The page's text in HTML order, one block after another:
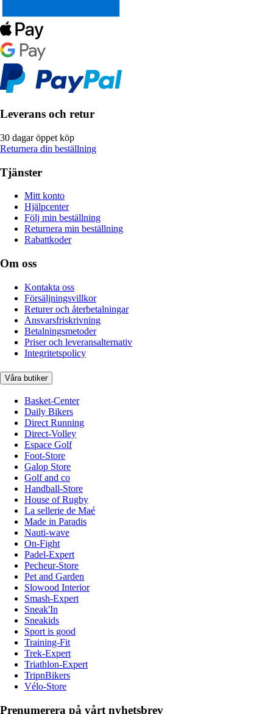
Leverans och retur
30 dagar öppet köp
Returnera din beställning
Tjänster
Mitt konto
Hjälpcenter
Följ min beställning
Returnera min beställning
Rabattkoder
Om oss
Kontakta oss
Försäljningsvillkor
Returer och återbetalningar
Ansvarsfriskrivning
Betalningsmetoder
Priser och leveransalternativ
Integritetspolicy
Våra butiker
Basket-Center
Daily Bikers
Direct Running
Direct-Volley
Espace Golf
Foot-Store
Galop Store
Golf and co
Handball-Store
House of Rugby
La sellerie de Maé
Made in Paradis
Nauti-wave
On-Fight
Padel-Expert
Pecheur-Store
Pet and Garden
Slowood Interior
Smash-Expert
Sneak'In
Sneakids
Sport is good
Training-Fit
Trek-Expert
Triathlon-Expert
TripnBikers
Vélo-Store
Prenumerera på vårt nyhetsbrev